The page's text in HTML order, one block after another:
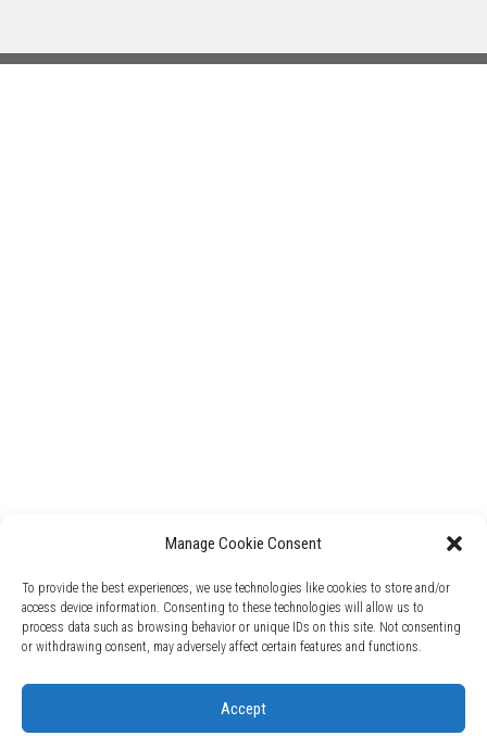
Manage Cookie Consent
To provide the best experiences, we use technologies like cookies to store and/or
access device information. Consenting to these technologies will allow us to
process data such as browsing behavior or unique IDs on this site. Not consenting
or withdrawing consent, may adversely affect certain features and functions.
Accept
2017-2020 © e-Sports.lt. Visos teisės saugomos.